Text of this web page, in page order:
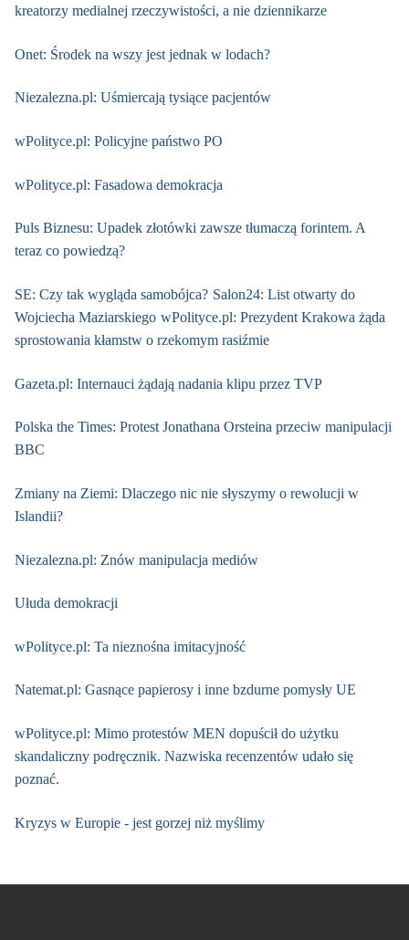
kreatorzy medialnej rzeczywistości, a nie dziennikarze
Onet: Środek na wszy jest jednak w lodach?
Niezalezna.pl: Uśmiercają tysiące pacjentów
wPolityce.pl: Policyjne państwo PO
wPolityce.pl: Fasadowa demokracja
Puls Biznesu: Upadek złotówki zawsze tłumaczą forintem. A
teraz co powiedzą?
SE: Czy tak wygląda samobójca? Salon24: List otwarty do
Wojciecha Maziarskiego wPolityce.pl: Prezydent Krakowa żąda
sprostowania kłamstw o rzekomym rasiźmie
Gazeta.pl: Internauci żądają nadania klipu przez TVP
Polska the Times: Protest Jonathana Orsteina przeciw manipulacji
BBC
Zmiany na Ziemi: Dlaczego nic nie słyszymy o rewolucji w
Islandii?
Niezalezna.pl: Znów manipulacja mediów
Ułuda demokracji
wPolityce.pl: Ta nieznośna imitacyjność
Natemat.pl: Gasnące papierosy i inne bzdurne pomysły UE
wPolityce.pl: Mimo protestów MEN dopuścił do użytku
skandaliczny podręcznik. Nazwiska recenzentów udało się
poznać.
Kryzys w Europie - jest gorzej niż myślimy